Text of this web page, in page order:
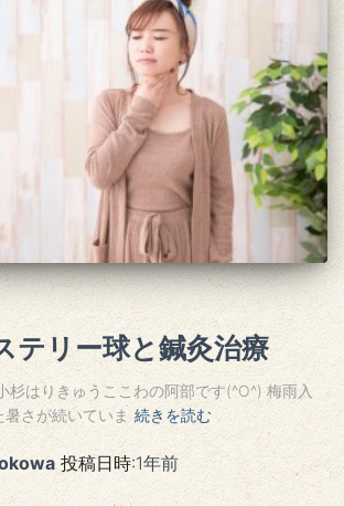
テリー球と鍼灸治療
杉はりきゅうここわの阿部です(^O^) 梅雨入
さが続いていま 続きを読む
投稿日時:1年前